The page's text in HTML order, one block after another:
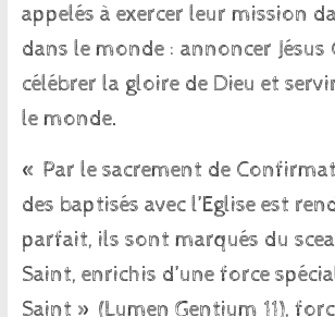
appelés à exercer leur mission
dans le monde : annoncer Jésus
célébrer la gloire de Dieu et
le monde.
« Par le sacrement de
des baptisés avec l’Eglise est
parfait, ils sont marqués du
Saint, enrichis d’une force
Saint » (Lumen Gentium 11),